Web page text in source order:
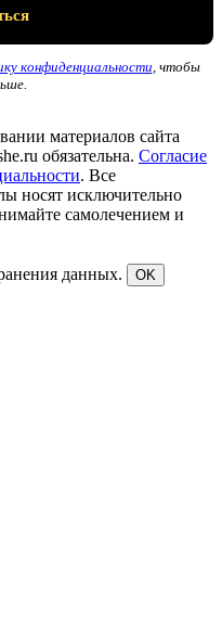
конфиденциальности , чтобы
материалов сайта
обязательна. Согласие
. Все
носят исключительно
самолечением и
данных. OK